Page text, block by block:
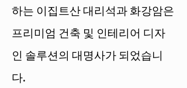
하는 이집트산 대리석과 화강암은
프리미엄 건축 및 인테리어 디자
인 솔루션의 대명사가 되었습니
다.